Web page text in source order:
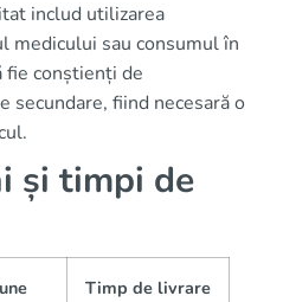
includ utilizarea
medicului sau consumul în
fie conștienți de
secundare, fiind necesară o
și timpi de
Timp de livrare